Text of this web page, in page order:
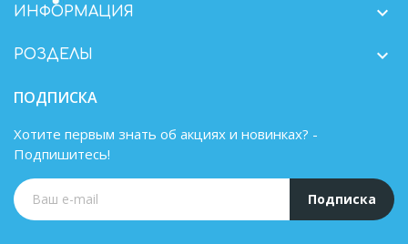
ИНФОРМАЦИЯ 
РОЗДЕЛЫ 
ПОДПИСКА
Хотите первым знать об акциях и новинках? -
Подпишитесь!
Подписка